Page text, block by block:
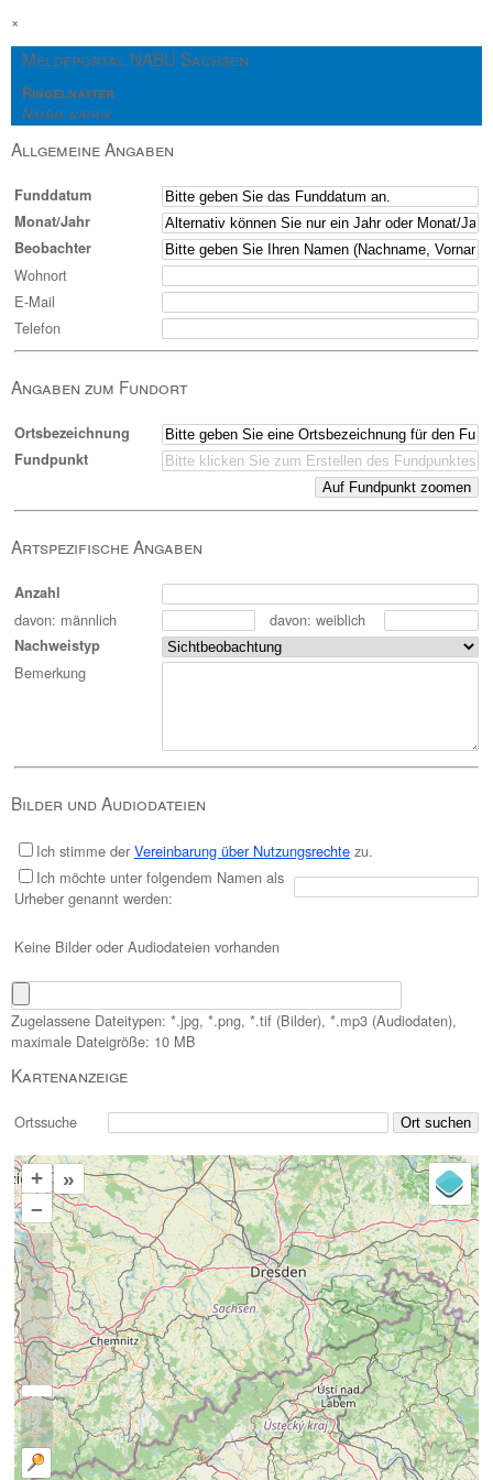
×
Meldeportal NABU Sachsen
Ringelnatter
Natrix natrix
Allgemeine Angaben
Funddatum
Monat/Jahr
Beobachter
Wohnort
E-Mail
Telefon
Angaben zum Fundort
Ortsbezeichnung
Fundpunkt
Artspezifische Angaben
Anzahl
davon: männlich davon: weiblich
Nachweistyp
Bemerkung
Bilder und Audiodateien
Ich stimme der Vereinbarung über Nutzungsrechte zu.
Ich möchte unter folgendem Namen als
Urheber genannt werden:
Keine Bilder oder Audiodateien vorhanden
Zugelassene Dateitypen: *.jpg, *.png, *.tif (Bilder), *.mp3 (Audiodaten),
maximale Dateigröße: 10 MB
Kartenanzeige
Ortssuche
+
–
»